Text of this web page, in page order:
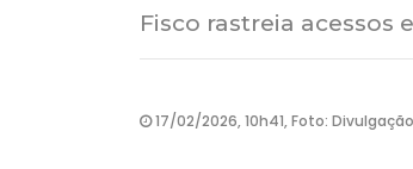
Fisco rastreia acessos
17/02/2026, 10h41, Foto: